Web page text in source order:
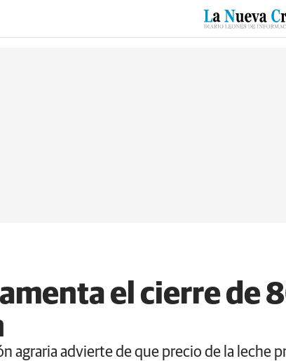
ACTUALIDAD BIERZO SUCESOS CULTURAS
el cierre de
agraria advierte de que precio de la leche